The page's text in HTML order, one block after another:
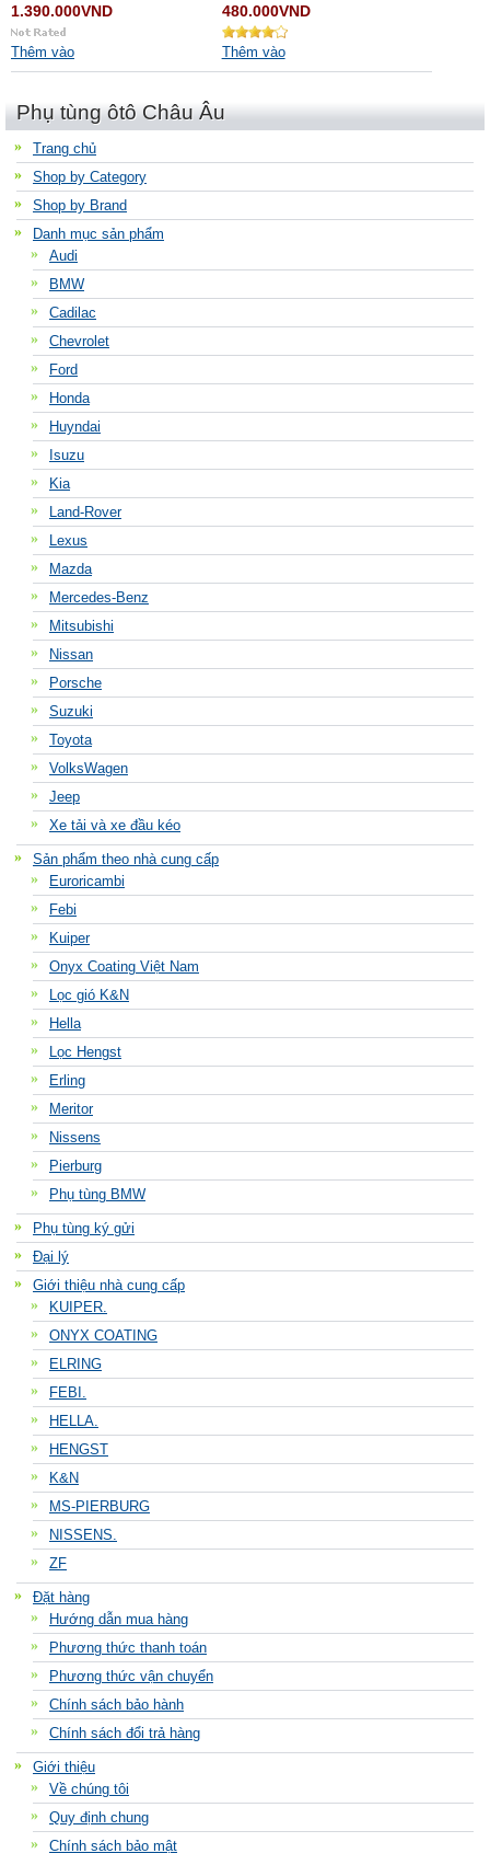
1.390.000VND
Thêm vào
480.000VND
Thêm vào
Phụ tùng ôtô Châu Âu
Trang chủ
Shop by Category
Shop by Brand
Danh mục sản phẩm
Audi
BMW
Cadilac
Chevrolet
Ford
Honda
Huyndai
Isuzu
Kia
Land-Rover
Lexus
Mazda
Mercedes-Benz
Mitsubishi
Nissan
Porsche
Suzuki
Toyota
VolksWagen
Jeep
Xe tải và xe đầu kéo
Sản phẩm theo nhà cung cấp
Euroricambi
Febi
Kuiper
Onyx Coating Việt Nam
Lọc gió K&N
Hella
Lọc Hengst
Erling
Meritor
Nissens
Pierburg
Phụ tùng BMW
Phụ tùng ký gửi
Đại lý
Giới thiệu nhà cung cấp
KUIPER.
ONYX COATING
ELRING
FEBI.
HELLA.
HENGST
K&N
MS-PIERBURG
NISSENS.
ZF
Đặt hàng
Hướng dẫn mua hàng
Phương thức thanh toán
Phương thức vận chuyển
Chính sách bảo hành
Chính sách đổi trả hàng
Giới thiệu
Về chúng tôi
Quy định chung
Chính sách bảo mật